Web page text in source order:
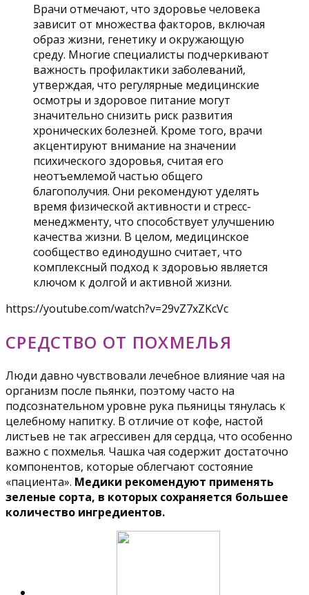
Врачи отмечают, что здоровье человека
зависит от множества факторов, включая
образ жизни, генетику и окружающую
среду. Многие специалисты подчеркивают
важность профилактики заболеваний,
утверждая, что регулярные медицинские
осмотры и здоровое питание могут
значительно снизить риск развития
хронических болезней. Кроме того, врачи
акцентируют внимание на значении
психического здоровья, считая его
неотъемлемой частью общего
благополучия. Они рекомендуют уделять
время физической активности и стресс-
менеджменту, что способствует улучшению
качества жизни. В целом, медицинское
сообщество единодушно считает, что
комплексный подход к здоровью является
ключом к долгой и активной жизни.
https://youtube.com/watch?v=29vZ7xZKcVc
СРЕДСТВО ОТ ПОХМЕЛЬЯ
Люди давно чувствовали лечебное влияние чая на
организм после пьянки, поэтому часто на
подсознательном уровне рука пьяницы тянулась к
целебному напитку. В отличие от кофе, настой
листьев не так агрессивен для сердца, что особенно
важно с похмелья. Чашка чая содержит достаточно
компонентов, которые облегчают состояние
«пациента». Медики рекомендуют применять
зеленые сорта, в которых сохраняется большее
количество ингредиентов.